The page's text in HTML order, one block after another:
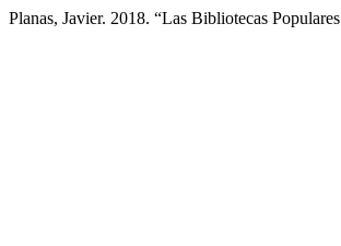
Planas, Javier. 2018. “Las Bibliotecas